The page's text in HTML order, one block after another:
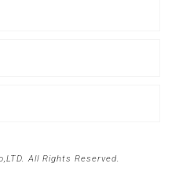
All Rights Reserved.